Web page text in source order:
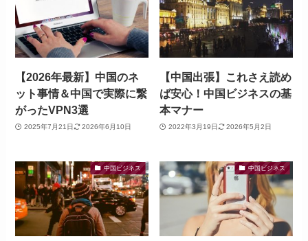
【2026年最新】中国のネ
ット事情＆中国で実際に繋
がったVPN3選
2025年7月21日 2026年6月10日
【中国出張】これさえ読め
ば安心！中国ビジネスの基
本マナー
2022年3月19日 2026年5月2日
中国ビジネス 中国ビジネス